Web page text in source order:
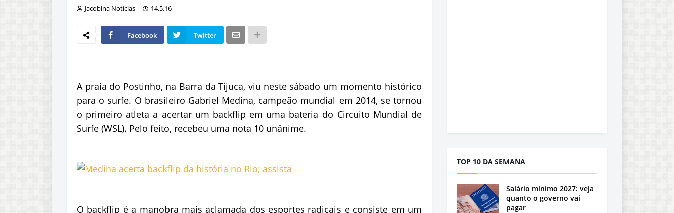
Jacobina Notícias 14.5.16
Facebook Twitter
A praia do Postinho, na Barra da Tijuca, viu neste sábado um momento histórico
para o surfe. O brasileiro Gabriel Medina, campeão mundial em 2014, se tornou
o primeiro atleta a acertar um backflip em uma bateria do Circuito Mundial de
Surfe (WSL). Pelo feito, recebeu uma nota 10 unânime.
O backflip é a manobra mais aclamada dos esportes radicais e consiste em um
TOP 10 DA SEMANA
Salário mínimo 2027: veja
quanto o governo vai
pagar